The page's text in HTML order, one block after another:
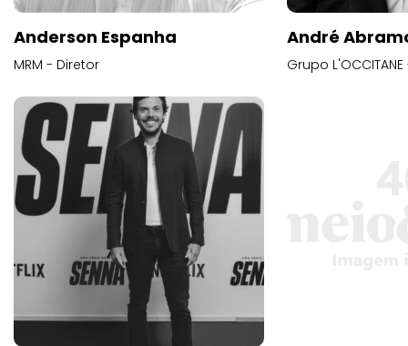
Anderson Espanha
MRM - Diretor
André
Grupo